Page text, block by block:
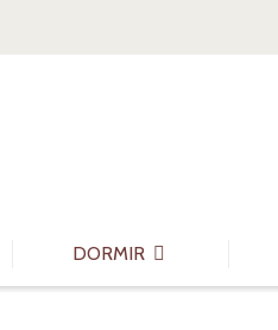
DORMIR